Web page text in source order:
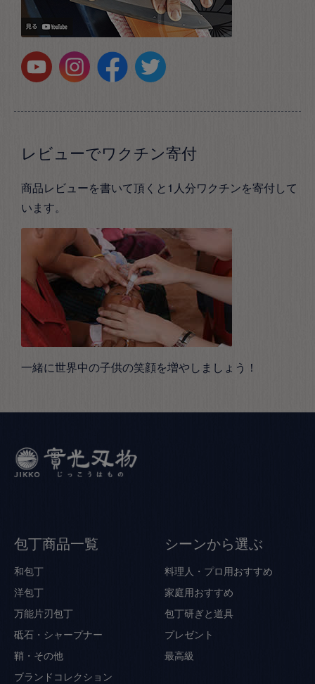
レビューでワクチン寄付
商品レビューを書いて頂くと1人分ワクチンを寄付して
います。
一緒に世界中の子供の笑顔を増やしましょう！
包丁商品一覧
和包丁
洋包丁
万能片刃包丁
砥石・シャープナー
鞘・その他
ブランドコレクション
シーンから選ぶ
料理人・プロ用おすすめ
家庭用おすすめ
包丁研ぎと道具
プレゼント
最高級